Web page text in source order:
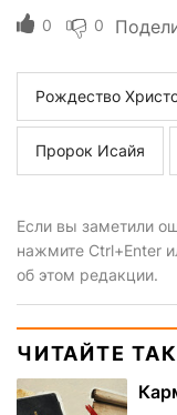
0 0
Рождество
Пророк Исайя
Если вы заметили
нажмите Ctrl+Enter
об этом редакции.
ЧИТАЙТЕ